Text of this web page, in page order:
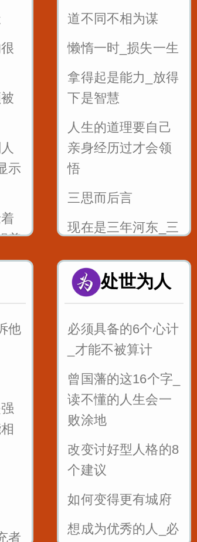
如何打造清晰圆润
的口齿声音6--舌尖
前后音zcszhchshr
4_舌面音jqx_漆匠
和锡匠
5_舌根音gkh_哥挎
瓜筐
6_舌尖前后音
zcszhchshr_子词丝
示
着
道不同不相为谋
懒惰一时_损失一生
拿得起是能力_放得
下是智慧
人生的道理要自己
亲身经历过才会领
悟
三思而后言
现在是三年河东_三
不起谁
犹太人做生意的三
句名言_教会你做生
意
最狠的五句话让你
瞬间成长
他
者
处世为人
必须具备的6个心计
_才能不被算计
曾国藩的这16个字_
读不懂的人生会一
败涂地
改变讨好型人格的8
个建议
如何变得更有城府
想成为优秀的人_必